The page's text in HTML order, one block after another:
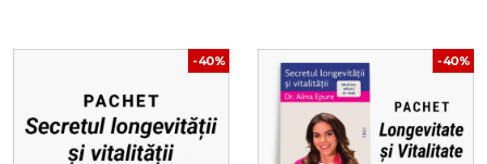
-40% -40%